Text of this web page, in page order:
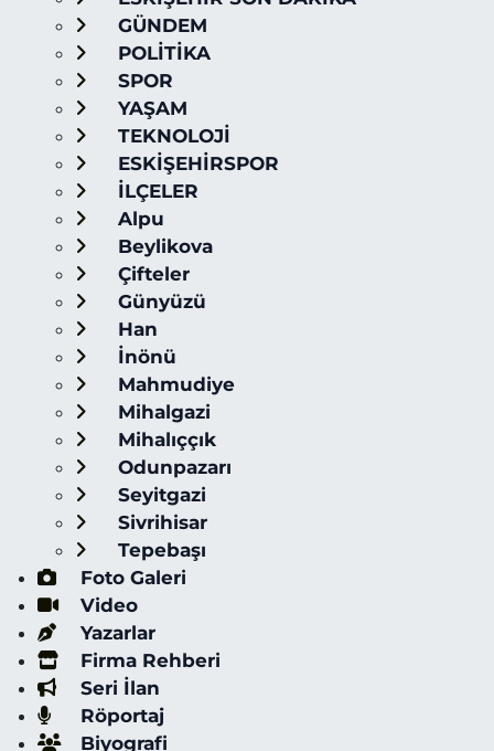
GÜNDEM
POLİTİKA
SPOR
YAŞAM
TEKNOLOJİ
ESKİŞEHİRSPOR
İLÇELER
Alpu
Beylikova
Çifteler
Günyüzü
Han
İnönü
Mahmudiye
Mihalgazi
Mihalıççık
Odunpazarı
Seyitgazi
Sivrihisar
Tepebaşı
Foto Galeri
Video
Yazarlar
Firma Rehberi
Seri İlan
Röportaj
Biyografi